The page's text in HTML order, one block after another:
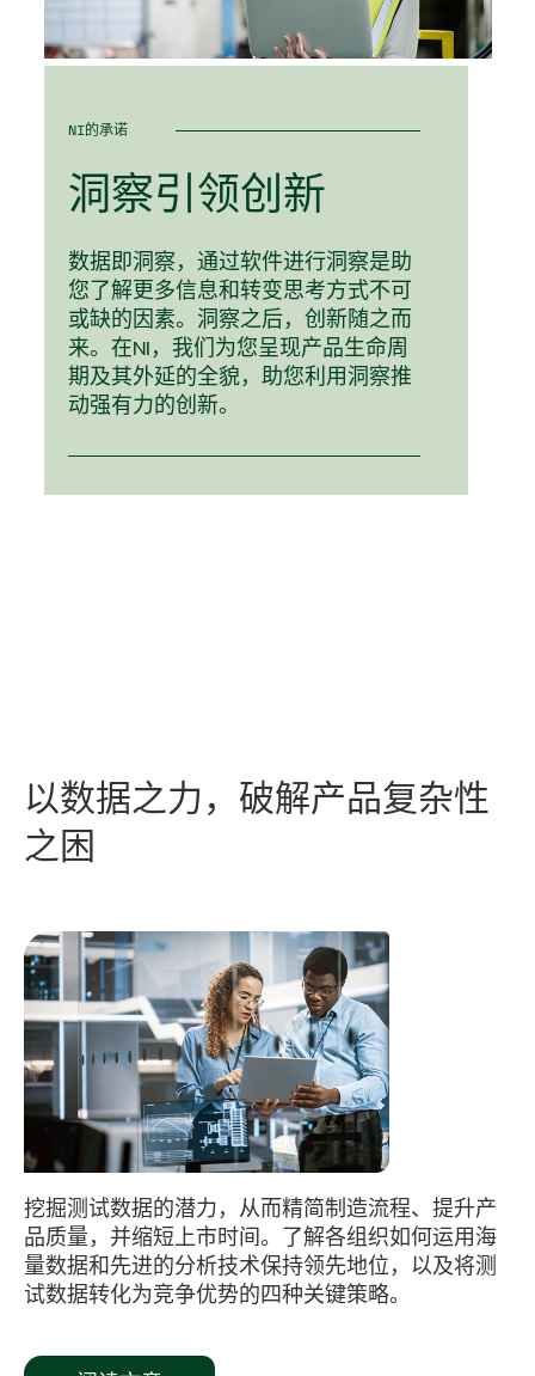
NI的承诺
洞察引领创新
数据即洞察，通过软件进行洞察是助
您了解更多信息和转变思考方式不可
或缺的因素。洞察之后，创新随之而
来。在NI，我们为您呈现产品生命周
期及其外延的全貌，助您利用洞察推
动强有力的创新。
​以数据之力， 破解产品复杂性
之困
挖掘测试数据的潜力，从而精简制造流程、提升产
品质量，并缩短上市时间。了解各组织如何运用海
量数据和先进的分析技术保持领先地位，以及将测
试数据转化为竞争优势的四种关键策略。